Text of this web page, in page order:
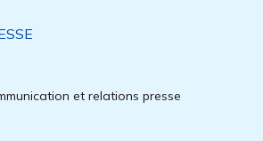
et relations presse